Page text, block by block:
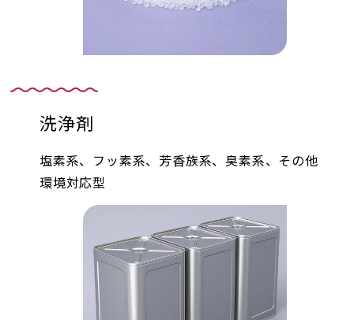
洗浄剤
塩素系、フッ素系、芳香族系、臭素系、その他
環境対応型